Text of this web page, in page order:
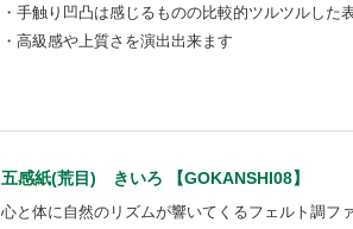
・手触り凹凸は感じるものの比較的ツルツルした
・高級感や上質さを演出出来ます
五感紙(荒目) きいろ 【GOKANSHI08】
心と体に自然のリズムが響いてくるフェルト調フ